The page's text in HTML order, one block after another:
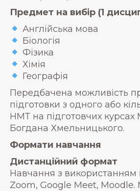
Предмет на вибір (1
Англійська мова
Біологія
Фізика
Хімія
Географія
Передбачена можливість
підготовки з одного або
НМТ на підготовчих курсах
Богдана Хмельницького.
Формати навчання
Дистанційний формат
Навчання з
Zoom, Google Meet, Moodle.